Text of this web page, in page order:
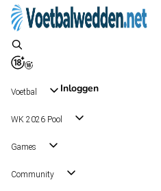
Inloggen
Voetbal
WK 2026 Pool
Games
Community